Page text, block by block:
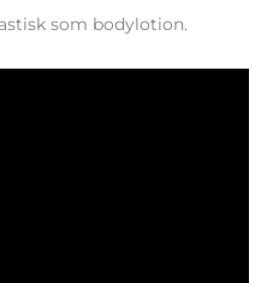
som bodylotion.